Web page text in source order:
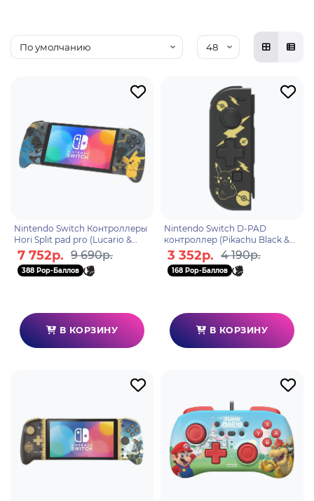
Nintendo Switch Контроллеры
Hori Split pad pro (Lucario &
Pikachu) для консоли Switch
(NSW-414U)
7 752р. 9 690р.
388 Pop-Баллов
В КОРЗИНУ
Nintendo Switch D-PAD
контроллер (Pikachu Black &
Gold) (L) для консоли Switch
(NSW-297U)
3 352р. 4 190р.
168 Pop-Баллов
В КОРЗИНУ